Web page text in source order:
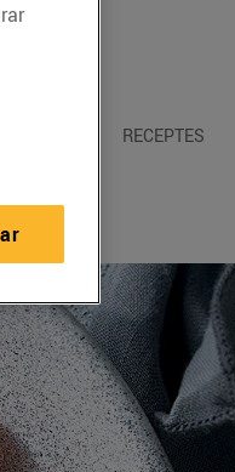
RECEPTES